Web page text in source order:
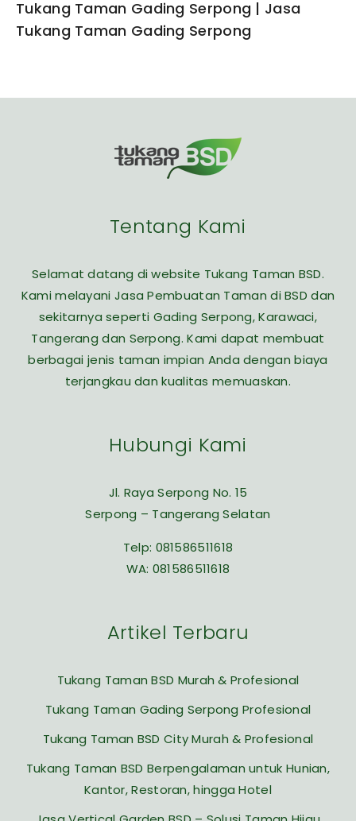
Tukang Taman Gading Serpong | Jasa
Tukang Taman Gading Serpong
Tentang Kami
Selamat datang di website Tukang Taman BSD.
Kami melayani Jasa Pembuatan Taman di BSD dan
sekitarnya seperti Gading Serpong, Karawaci,
Tangerang dan Serpong. Kami dapat membuat
berbagai jenis taman impian Anda dengan biaya
terjangkau dan kualitas memuaskan.
Hubungi Kami
Jl. Raya Serpong No. 15
Serpong – Tangerang Selatan
Telp: 081586511618
WA: 081586511618
Artikel Terbaru
Tukang Taman BSD Murah & Profesional
Tukang Taman Gading Serpong Profesional
Tukang Taman BSD City Murah & Profesional
Tukang Taman BSD Berpengalaman untuk Hunian,
Kantor, Restoran, hingga Hotel